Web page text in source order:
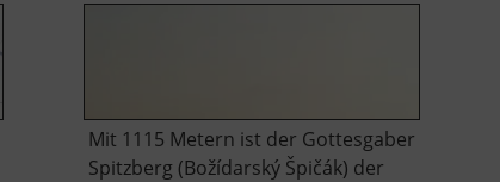
Mit 1115 Metern ist der Gottesgaber
Spitzberg (Božídarský Špičák) der